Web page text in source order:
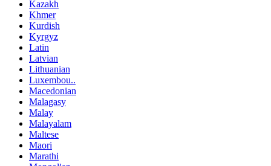
Kazakh
Khmer
Kurdish
Kyrgyz
Latin
Latvian
Lithuanian
Luxembou..
Macedonian
Malagasy
Malay
Malayalam
Maltese
Maori
Marathi